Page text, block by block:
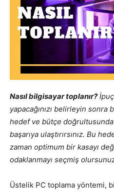
Nasıl bilgisayar toplanır?
yapacağınızı belirleyin
hedef ve bütçe
başarıya ulaştırırsınız. Bu
zaman optimum bir kasayı
odaklanmayı seçmiş
Üstelik PC toplama yöntemi,